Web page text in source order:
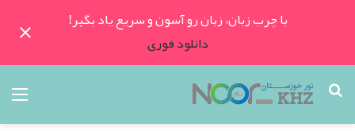
با چرب زبان، زبان رو آسون و سریع یاد بگیر!
دانلود فوری
جستجو
برای